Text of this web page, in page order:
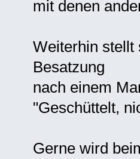
mit denen
Weiterhin stellt
Besatzung
nach einem
"Geschüttelt,
Gerne wird